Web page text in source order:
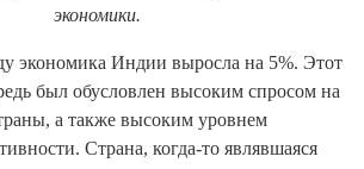
экономики.
экономика Индии выросла на 5%. Этот
был обусловлен высоким спросом на
а также высоким уровнем
Страна, когда-то являвшаяся